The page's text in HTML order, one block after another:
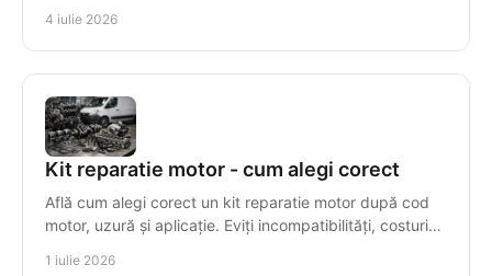
4 iulie 2026
Kit reparatie motor - cum alegi corect
Află cum alegi corect un kit reparatie motor după cod
motor, uzură și aplicație. Eviți incompatibilități, costuri
1 iulie 2026